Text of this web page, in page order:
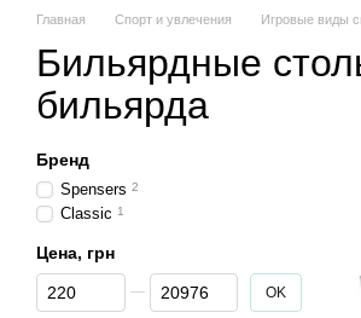
Главная Спорт и увлечения Игровые виды
Бильярдные
бильярда
Бренд
Spensers 2
Classic 1
Цена, грн
От Цена, грн
До Цена, грн OK